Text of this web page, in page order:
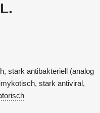
stark antibakteriell (analog
stark antiviral,